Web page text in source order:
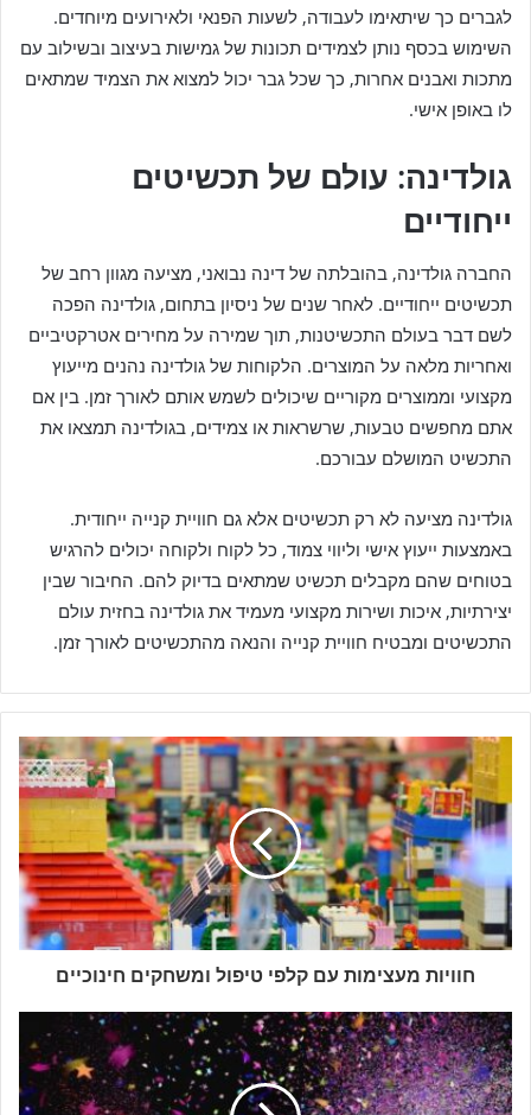
לגברים כך שיתאימו לעבודה, לשעות הפנאי ולאירועים מיוחדים.
השימוש בכסף נותן לצמידים תכונות של גמישות בעיצוב ובשילוב עם
מתכות ואבנים אחרות, כך שכל גבר יכול למצוא את הצמיד שמתאים
לו באופן אישי.
גולדינה: עולם של תכשיטים
ייחודיים
החברה גולדינה, בהובלתה של דינה נבואני, מציעה מגוון רחב של
תכשיטים ייחודיים. לאחר שנים של ניסיון בתחום, גולדינה הפכה
לשם דבר בעולם התכשיטנות, תוך שמירה על מחירים אטרקטיביים
ואחריות מלאה על המוצרים. הלקוחות של גולדינה נהנים מייעוץ
מקצועי וממוצרים מקוריים שיכולים לשמש אותם לאורך זמן. בין אם
אתם מחפשים טבעות, שרשראות או צמידים, בגולדינה תמצאו את
התכשיט המושלם עבורכם.
גולדינה מציעה לא רק תכשיטים אלא גם חוויית קנייה ייחודית.
באמצעות ייעוץ אישי וליווי צמוד, כל לקוח ולקוחה יכולים להרגיש
בטוחים שהם מקבלים תכשיט שמתאים בדיוק להם. החיבור שבין
יצירתיות, איכות ושירות מקצועי מעמיד את גולדינה בחזית עולם
התכשיטים ומבטיח חוויית קנייה והנאה מהתכשיטים לאורך זמן.
חוויות מעצימות עם קלפי טיפול ומשחקים חינוכיים